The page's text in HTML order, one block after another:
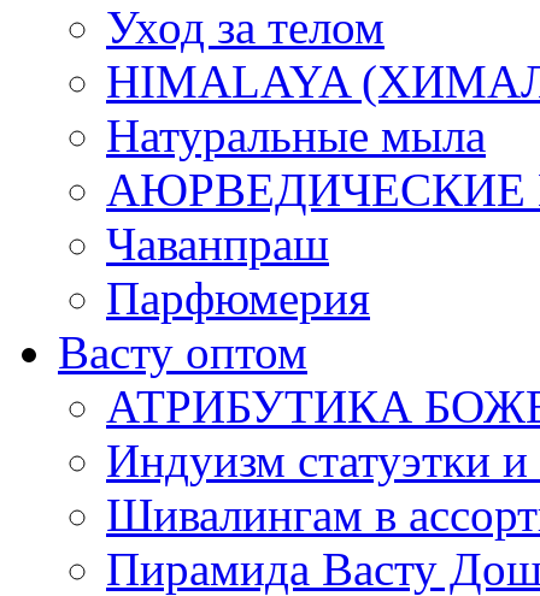
Уход за телом
HIMALAYA
Натуральные мыла
Чаванпраш
Парфюмерия
Васту оптом
АТРИБУТИКА
Индуизм статуэтки
Шивалингам в
Пирамида Васту